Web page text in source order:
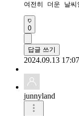
여전히 더운 날
0
답글 쓰기
2024.09.13 17:07
junnyland